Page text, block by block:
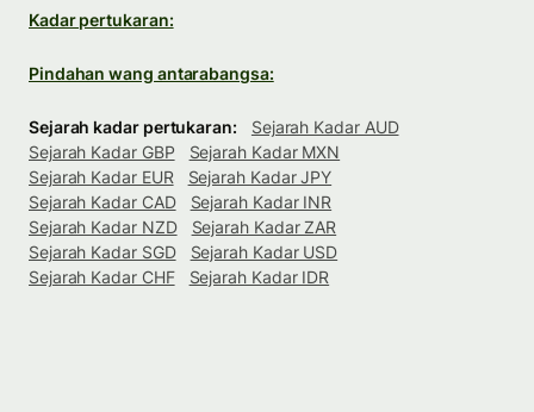
Kadar pertukaran:
Pindahan wang antarabangsa:
Sejarah kadar pertukaran:
Sejarah Kadar AUD
Sejarah Kadar GBP
Sejarah Kadar MXN
Sejarah Kadar EUR
Sejarah Kadar JPY
Sejarah Kadar CAD
Sejarah Kadar INR
Sejarah Kadar NZD
Sejarah Kadar ZAR
Sejarah Kadar SGD
Sejarah Kadar USD
Sejarah Kadar CHF
Sejarah Kadar IDR